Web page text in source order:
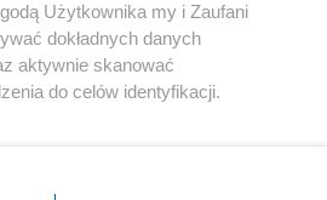
Instagram Youtube
Użytkownika my i Zaufani
dokładnych danych
aktywnie skanować
do celów identyfikacji.